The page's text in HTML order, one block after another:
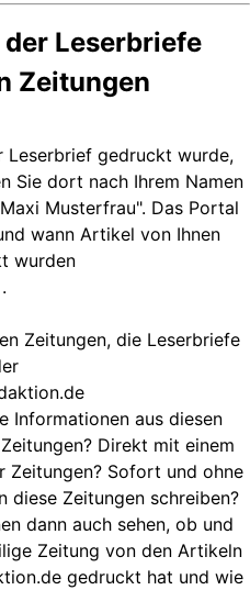
Leserbriefe
Zeitungen
Leserbrief gedruckt wurde,
Sie dort nach Ihrem Namen
Musterfrau". Das Portal
wann Artikel von Ihnen
wurden
.
Zeitungen, die Leserbriefe
Informationen aus diesen
Direkt mit einem
Sofort und ohne
diese Zeitungen schreiben?
dann auch sehen, ob und
Zeitung von den Artikeln
gedruckt hat und wie